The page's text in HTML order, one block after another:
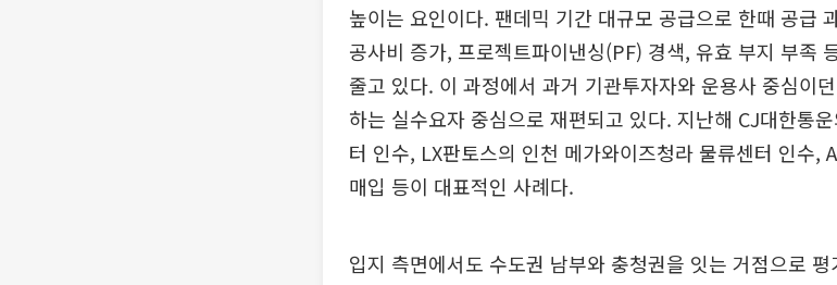
높이는 요인이다. 팬데믹 기간 대규모 공급으로 한때 공급
공사비 증가, 프로젝트파이낸싱(PF) 경색, 유효 부지 부족
줄고 있다. 이 과정에서 과거 기관투자자와 운용사 중심이
하는 실수요자 중심으로 재편되고 있다. 지난해 CJ대한통
터 인수, LX판토스의 인천 메가와이즈청라 물류센터 인수,
매입 등이 대표적인 사례다.
입지 측면에서도 수도권 남부와 충청권을 잇는 거점으로